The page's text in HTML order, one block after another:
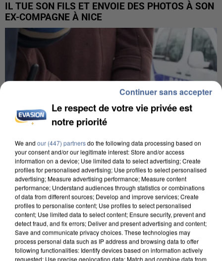
IL TUE SON FILS ET ENVOIE DES PHOTOS À SON
EX-COMPAGNE À NICE
L’UN DES FONDATEURS SUPPOSÉS DE LA DZ
MAFIA INTERPELLÉ EN ALGÉRIE
Le respect de votre vie privée est
notre priorité
We and our (447) partnersdo the following data processing based on
your consent and/or our legitimate interest: Store and/or access
information on a device; Use limited data to select advertising; Create
profiles for personalised advertising; Use profiles to select personalised
advertising; Measure advertising performance; Measure content
performance; Understand audiences through statistics or combinations
of data from different sources; Develop and improve services; Create
profiles to personalise content; Use profiles to select personalised
content; Use limited data to select content; Ensure security, prevent and
detect fraud, and fix errors; Deliver and present advertising and content;
Save and communicate privacy choices. These technologies may
process personal data such as IP address and browsing data to offer
following functionalities: Identify devices based on information actively
requested; Use precise geolocation data; Match and combine data from
Continuer sans accepter